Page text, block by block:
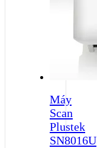
Máy
Scan
Plustek
SN8016U